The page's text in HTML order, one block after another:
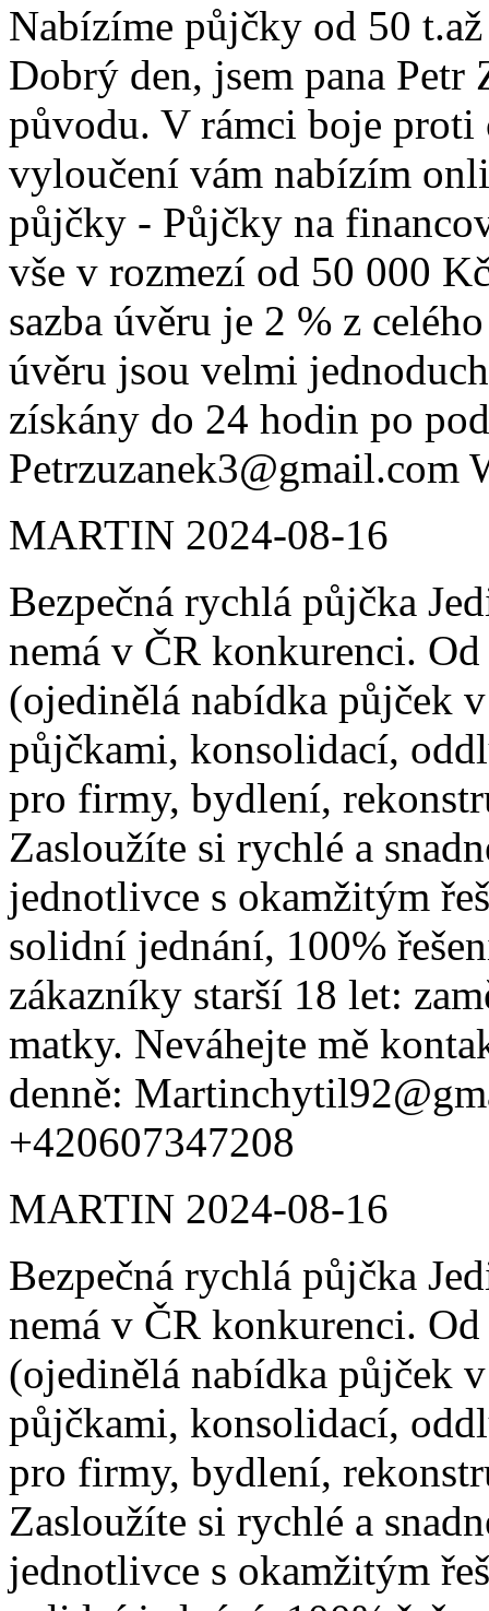
Nabízíme půjčky od 50
Dobrý den, jsem pana Petr
původu. V rámci boje proti
vyloučení vám nabízím
půjčky - Půjčky na
vše v rozmezí od 50 000
sazba úvěru je 2 % z
úvěru jsou velmi
získány do 24 hodin po
Petrzuzanek3@gmail.com
MARTIN 2024-08-16
Bezpečná rychlá půjčka
nemá v ČR konkurenci.
(ojedinělá nabídka půjček
půjčkami, konsolidací,
pro firmy, bydlení,
Zasloužíte si rychlé a
jednotlivce s okamžitým
solidní jednání, 100%
zákazníky starší 18 let:
matky. Neváhejte mě
denně:
+420607347208
MARTIN 2024-08-16
Bezpečná rychlá půjčka
nemá v ČR konkurenci.
(ojedinělá nabídka půjček
půjčkami, konsolidací,
pro firmy, bydlení,
Zasloužíte si rychlé a
jednotlivce s okamžitým